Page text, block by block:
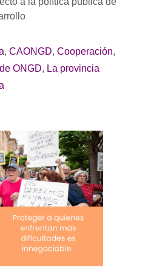
, CAONGD, Cooperación,
ONGD, La provincia